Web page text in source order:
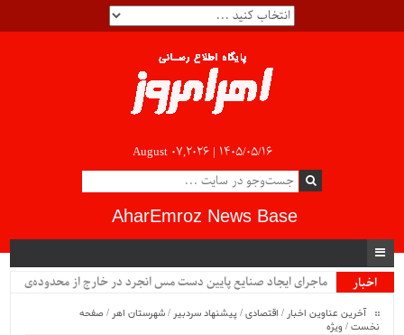
August 07,2026 | ۱۴۰۵/۰۵/۱۶
AharEmroz News Base
اخبار
ماجرای ایجاد صنایع پایین دست مس انجرد در خارج از محدوده‌ی
آخرین عناوین اخبار / اقتصادی/پیشنهاد سردبیر /شهرستان اهر /صفحه
نخست/ ویژه